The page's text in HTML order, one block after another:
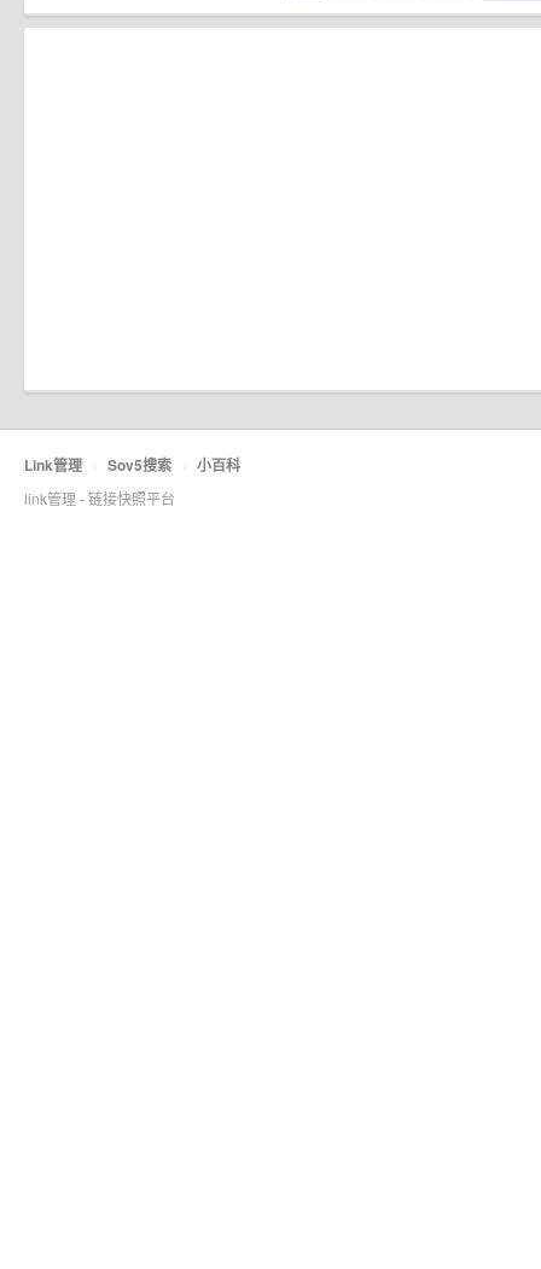
Link管理 · Sov5搜索 · 小百科
link管理 - 链接快照平台